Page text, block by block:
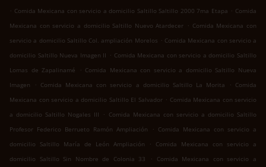
. Comida Mexicana con servicio a domicilio Saltillo Saltillo 2000 7ma Etapa . Comida
Mexicana con servicio a domicilio Saltillo Nuevo Atardecer . Comida Mexicana con
servicio a domicilio Saltillo Col. ampliación Morelos . Comida Mexicana con servicio a
domicilio Saltillo Nueva Imagen II . Comida Mexicana con servicio a domicilio Saltillo
Lomas de Zapalinamé
. Comida Mexicana con servicio a domicilio Saltillo Nueva
Imagen
. Comida Mexicana con servicio a domicilio Saltillo La Morita . Comida
Mexicana con servicio a domicilio Saltillo El Salvador . Comida Mexicana con servicio
a domicilio Saltillo Nogales III
. Comida Mexicana con servicio a domicilio Saltillo
Profesor Federico Berrueto Ramón Ampliación
. Comida Mexicana con servicio a
domicilio Saltillo María de León Ampliación
.
Comida Mexicana con servicio a
domicilio Saltillo Sin Nombre de Colonia 33
.
Comida Mexicana con servicio a